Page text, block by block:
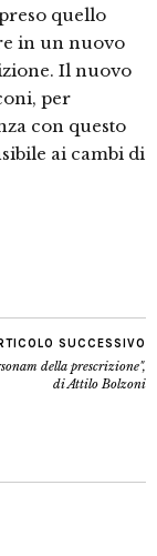
quello
in un nuovo
Il nuovo
per
con questo
ai cambi di
SUCCESSIVO
della prescrizione",
di Attilo Bolzoni